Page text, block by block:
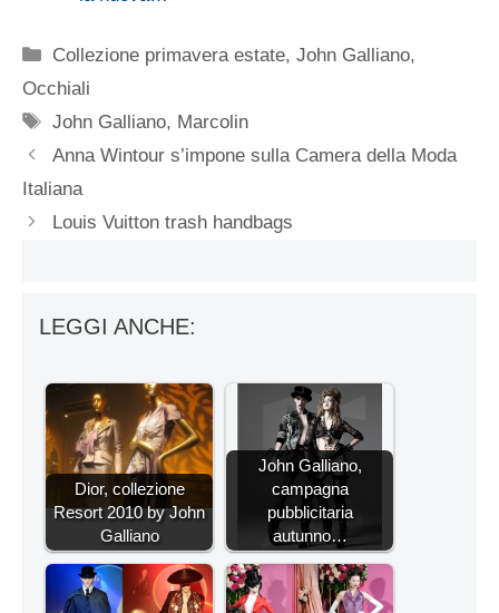
Categorie
Collezione primavera estate,John Galliano,
Occhiali
Tag
John Galliano, Marcolin
Anna Wintour s’impone sulla Camera della Moda
Italiana
Louis Vuitton trash handbags
LEGGI ANCHE:
Dior, collezione
Resort 2010 by John
Galliano
John Galliano,
campagna
pubblicitaria
autunno…